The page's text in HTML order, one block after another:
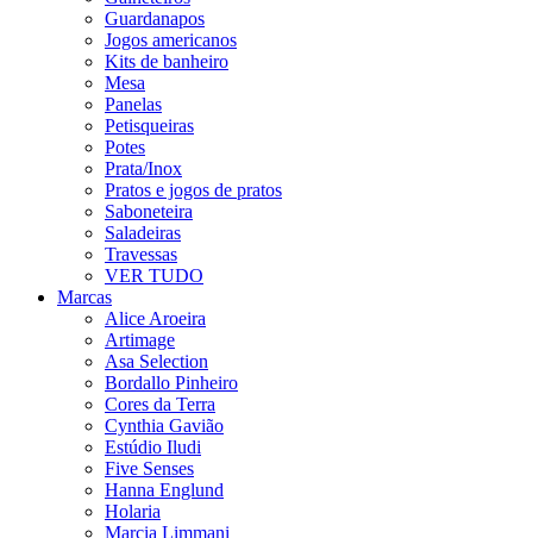
Guardanapos
Jogos americanos
Kits de banheiro
Mesa
Panelas
Petisqueiras
Potes
Prata/Inox
Pratos e jogos de pratos
Saboneteira
Saladeiras
Travessas
VER TUDO
Marcas
Alice Aroeira
Artimage
Asa Selection
Bordallo Pinheiro
Cores da Terra
Cynthia Gavião
Estúdio Iludi
Five Senses
Hanna Englund
Holaria
Marcia Limmani